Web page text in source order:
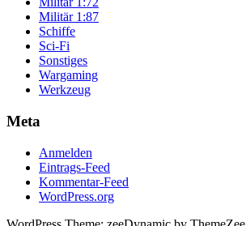
Militär 1:87
Schiffe
Sci-Fi
Sonstiges
Wargaming
Werkzeug
Meta
Anmelden
Eintrags-Feed
Kommentar-Feed
WordPress.org